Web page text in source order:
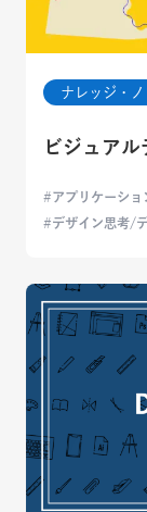
ナレッジ・ノ
ビジュアル
アプリケーショ
デザイン思考/